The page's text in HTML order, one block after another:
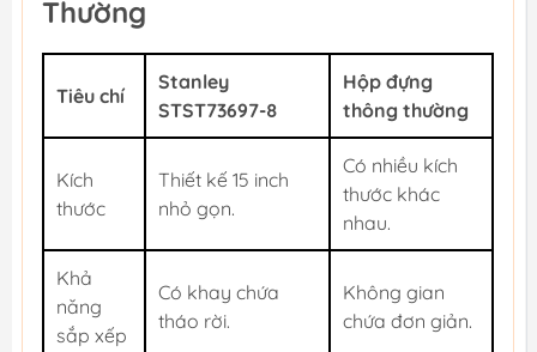
Thường
Tiêu chí
Stanley
STST73697-8
Hộp đựng
thông thường
Kích
thước
Thiết kế 15 inch
nhỏ gọn.
Có nhiều kích
thước khác
nhau.
Khả
năng
sắp xếp
Có khay chứa
tháo rời.
Không gian
chứa đơn giản.